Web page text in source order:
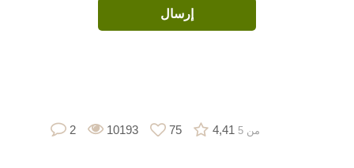
2 10193 75 4,41 من 5